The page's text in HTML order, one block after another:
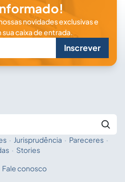
novidades exclusivas e
caixa de entrada.
Inscrever
com a IA
· Jurisprudência · Pareceres ·
· Stories
Fale conosco